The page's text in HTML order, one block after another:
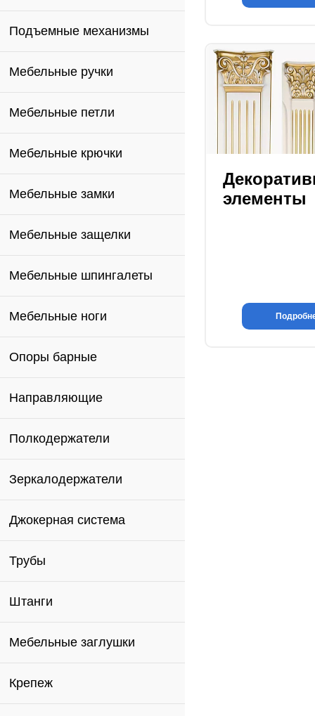
Подъемные механизмы
Мебельные ручки
Мебельные петли
Мебельные крючки
Мебельные замки
Мебельные защелки
Мебельные шпингалеты
Мебельные ноги
Опоры барные
Направляющие
Полкодержатели
Зеркалодержатели
Джокерная система
Трубы
Штанги
Мебельные заглушки
Крепеж
элементы